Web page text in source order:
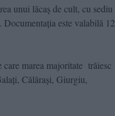
unui lăcaș de cult, cu sediu
este valabilă 12
marea majoritate trăiesc
Călăraşi, Giurgiu,